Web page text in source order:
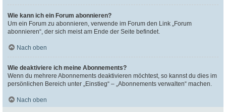
Wie kann ich ein Forum abonnieren?
Um ein Forum zu abonnieren, verwende im Forum den Link „Forum
abonnieren“, der sich meist am Ende der Seite befindet.
Nach oben
Wie deaktiviere ich meine Abonnements?
Wenn du mehrere Abonnements deaktivieren möchtest, so kannst du dies im
persönlichen Bereich unter „Einstieg“ – „Abonnements verwalten“ machen.
Nach oben